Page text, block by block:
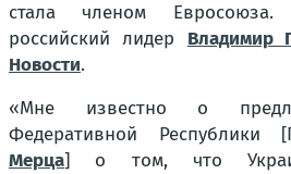
стала членом
российский лидер Владимир
Новости.
«Мне известно о
Федеративной Республики
Мерца] о том, что